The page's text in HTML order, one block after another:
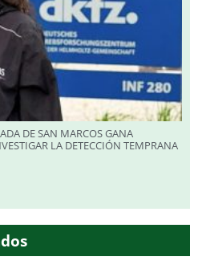
DE SAN MARCOS GANA
LA DETECCIÓN TEMPRANA